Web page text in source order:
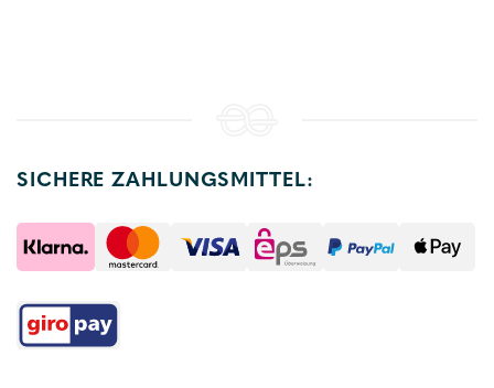
SICHERE ZAHLUNGSMITTEL: